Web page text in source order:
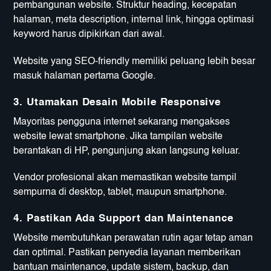
pembangunan website. Struktur heading, kecepatan
halaman, meta description, internal link, hingga optimasi
keyword harus dipikirkan dari awal.
Website yang SEO-friendly memiliki peluang lebih besar
masuk halaman pertama Google.
3. Utamakan Desain Mobile Responsive
Mayoritas pengguna internet sekarang mengakses
website lewat smartphone. Jika tampilan website
berantakan di HP, pengunjung akan langsung keluar.
Vendor profesional akan memastikan website tampil
sempurna di desktop, tablet, maupun smartphone.
4. Pastikan Ada Support dan Maintenance
Website membutuhkan perawatan rutin agar tetap aman
dan optimal. Pastikan penyedia layanan memberikan
bantuan maintenance, update sistem, backup, dan